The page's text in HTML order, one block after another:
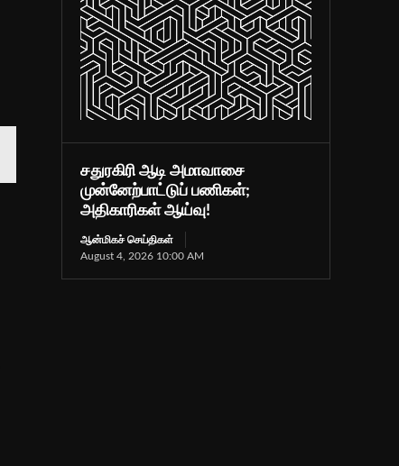
சதுரகிரி ஆடி அமாவாசை
முன்னேற்பாட்டுப் பணிகள்;
அதிகாரிகள் ஆய்வு!
ஆன்மிகச் செய்திகள்
August 4, 2026 10:00 AM